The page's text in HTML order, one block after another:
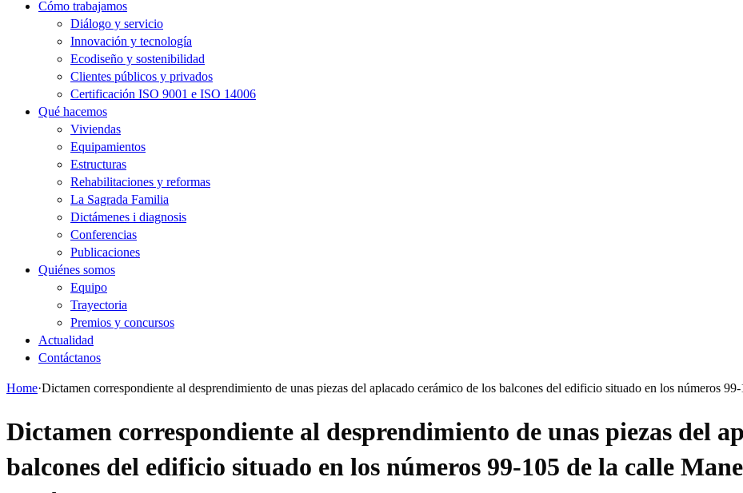
Cómo trabajamos
Diálogo y servicio
Innovación y tecnología
Ecodiseño y sostenibilidad
Clientes públicos y privados
Certificación ISO 9001 e ISO 14006
Qué hacemos
Viviendas
Equipamientos
Estructuras
Rehabilitaciones y reformas
La Sagrada Familia
Dictámenes i diagnosis
Conferencias
Publicaciones
Quiénes somos
Equipo
Trayectoria
Premios y concursos
Actualidad
Contáctanos
Home·Dictamen correspondiente al desprendimiento de unas piezas del aplacado cerámico de los balcones del edificio situado en los números
Dictamen correspondiente al desprendimiento de unas piezas del
balcones del edificio situado en los números 99-105 de la calle